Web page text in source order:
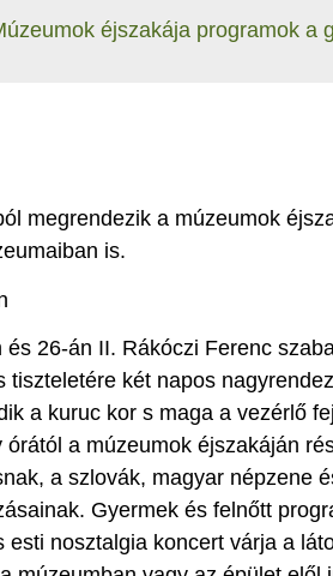
éjszakája programok a
megrendezik a múzeumok
is.
és 26-án II. Rákóczi Ferenc
tiszteletére két napos
a kuruc kor s maga a vezérlő
órától a múzeumok éjszakáján
a szlovák, magyar népzene
Gyermek és felnőtt
esti nosztalgia koncert várja a